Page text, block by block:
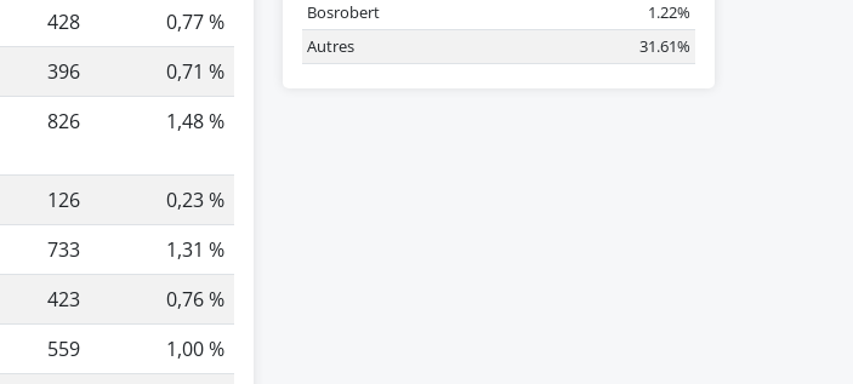
428
0,77 %
396
0,71 %
826 1,48 %
126
0,23 %
733
1,31 %
423
0,76 %
559
1,00 %
Bosrobert
1.22%
Autres
31.61%